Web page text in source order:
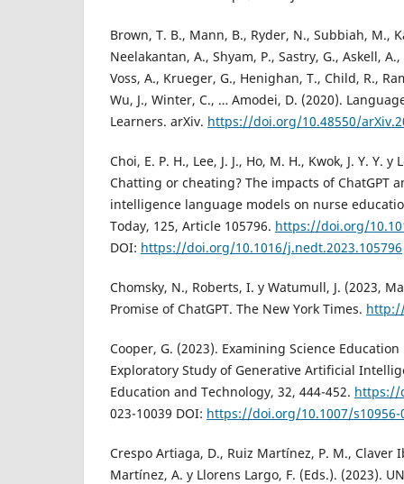
Brown, T. B., Mann, B., Ryder, N., Subbiah, M.,
Neelakantan, A., Shyam, P., Sastry, G., Askell,
Voss, A., Krueger, G., Henighan, T., Child, R.,
Wu, J., Winter, C., … Amodei, D. (2020).
Learners. arXiv. https://doi.org/10.48550/
Choi, E. P. H., Lee, J. J., Ho, M. H., Kwok, J. Y. Y. y
Chatting or cheating? The impacts of ChatGPT
intelligence language models on nurse
Today, 125, Article 105796. https://doi.org/
DOI: https://doi.org/10.1016/j.nedt.2023.105796
Chomsky, N., Roberts, I. y Watumull, J. (2023,
Promise of ChatGPT. The New York Times.
Cooper, G. (2023). Examining Science Education
Exploratory Study of Generative Artificial
Education and Technology, 32, 444-452. https://
023-10039 DOI: https://doi.org/10.1007/s10956-
Crespo Artiaga, D., Ruiz Martínez, P. M., Claver
Martínez, A. y Llorens Largo, F. (Eds.). (2023).